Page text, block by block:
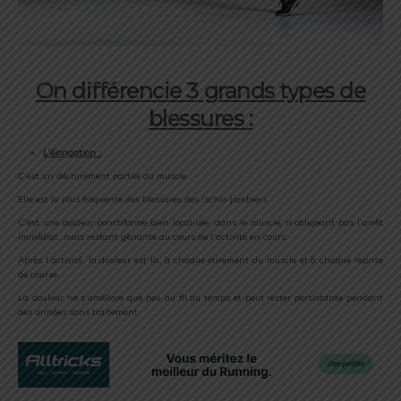
On différencie 3 grands types de
blessures :
L’élongation :
C’est un déchirement partiel du muscle.
Elle est la plus fréquente des blessures des ischio-jambiers.
C’est une douleur ponctiforme bien localisée, dans le muscle, n’obligeant pas l’arrêt
immédiat, mais restant gênante au cours de l’activité en cours.
Après l’activité, la douleur est là, à chaque étirement du muscle et à chaque reprise
de course.
La douleur ne s’améliore que peu au fil du temps et peut rester persistante pendant
des années sans traitement.